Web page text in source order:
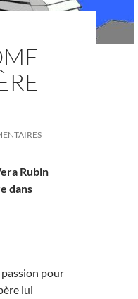
Rubin
dans
pour
lui